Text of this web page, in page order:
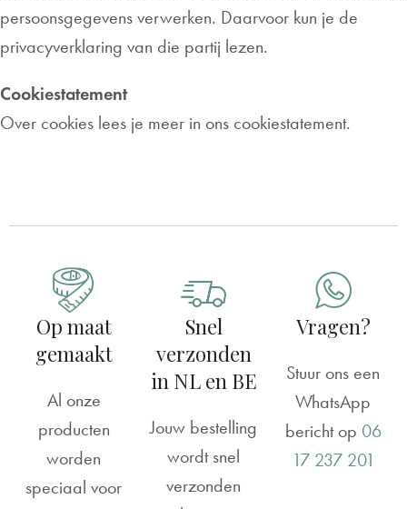
persoonsgegevens verwerken. Daarvoor kun je de
privacyverklaring van die partij lezen.
Cookiestatement
Over cookies lees je meer in ons cookiestatement.
Op maat
gemaakt
Al onze
producten
worden
speciaal voor
Snel
verzonden
in NL en BE
Jouw bestelling
wordt snel
verzonden
Vragen?
Stuur ons een
WhatsApp
bericht op 06
17 237 201